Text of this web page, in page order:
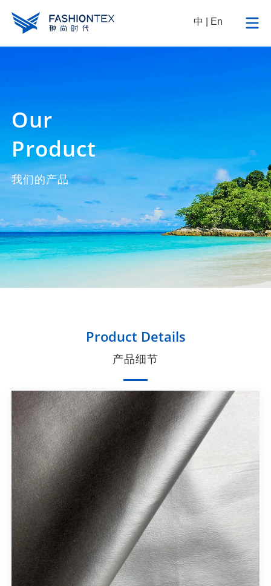
中 En
Our
Product
我们的产品
Product Details
产品细节